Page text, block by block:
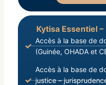
Kytisa Essentiel
Accès à la base de
(Guinée, OHADA et
Accès à la base de
justice –